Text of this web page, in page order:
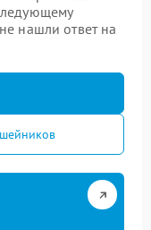
нашли ответ на